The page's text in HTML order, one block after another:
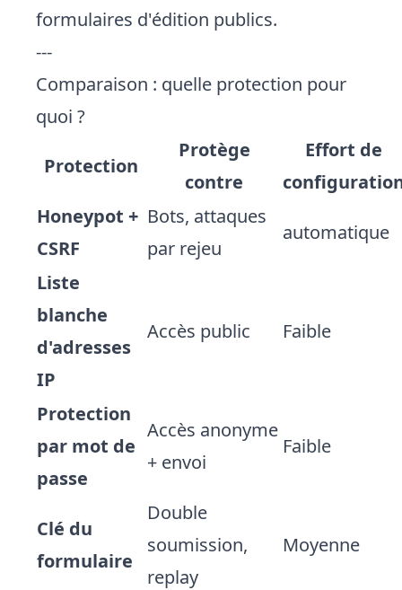
formulaires d'édition publics.
---
Comparaison : quelle protection pour
quoi ?
Protection
Protège
contre
Effort de
Honeypot +
CSRF
Bots, attaques
par rejeu
automatique
Liste
blanche
d'adresses
IP
Accès public Faible
Protection
par mot de
passe
Accès anonyme
+ envoi
Faible
Clé du
formulaire
Double
soumission,
replay
Moyenne